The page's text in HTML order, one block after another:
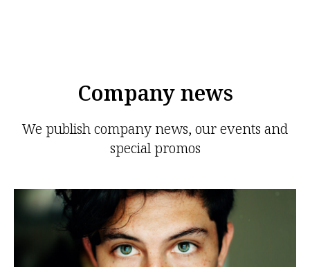
Company news
We publish company news, our events and
special promos